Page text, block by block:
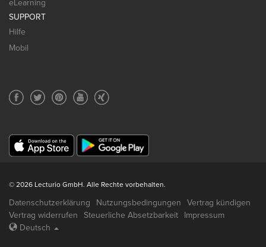
eLearning
SUPPORT
Hilfe
Mobil
© 2026 Lecturio GmbH. Alle Rechte vorbehalten.
Datenschutzerklärung Nutzungsbedingungen
Vertrag kündigen
Vertrag widerrufen
Steuerliche Absetzbarkeit
Impressum
Deutsch